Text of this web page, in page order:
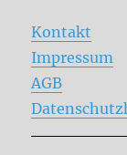
Kontakt
Impressum
AGB